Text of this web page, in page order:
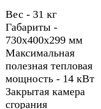
Вес - 31 кг
Габариты -
730х400х299 мм
Максимальная
полезная тепловая
мощность - 14 кВт
Закрытая камера
сгорания